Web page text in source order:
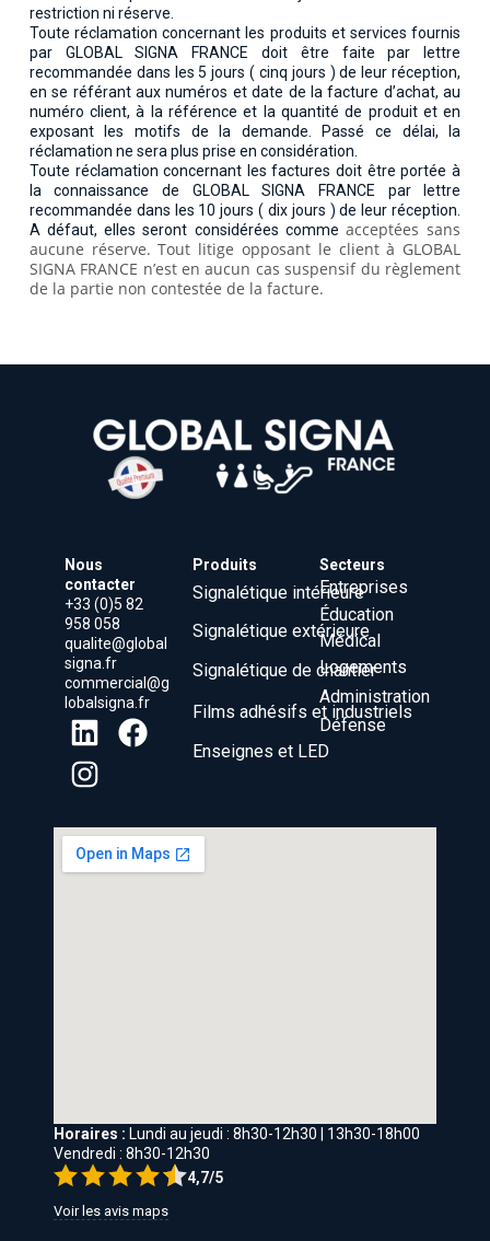
restriction ni réserve.
Toute réclamation concernant les produits et services fournis
par GLOBAL SIGNA FRANCE doit être faite par lettre
recommandée dans les 5 jours ( cinq jours ) de leur réception,
en se référant aux numéros et date de la facture d’achat, au
numéro client, à la référence et la quantité de produit et en
exposant les motifs de la demande. Passé ce délai, la
réclamation ne sera plus prise en considération.
Toute réclamation concernant les factures doit être portée à
la connaissance de GLOBAL SIGNA FRANCE par lettre
recommandée dans les 10 jours ( dix jours ) de leur réception.
A défaut, elles seront considérées comme acceptées sans
aucune réserve. Tout litige opposant le client à GLOBAL
SIGNA FRANCE n’est en aucun cas suspensif du règlement
de la partie non contestée de la facture.
Nous
contacter
+33 (0)5 82
958 058
qualite@global
signa.fr
commercial@g
lobalsigna.fr
Produits
Signalétique intérieure
Signalétique extérieure
Signalétique de chantier
Films adhésifs et industriels
Enseignes et LED
Secteurs
Entreprises
Éducation
Médical
Logements
Administration
Défense
Horaires : Lundi au jeudi : 8h30-12h30 | 13h30-18h00
Vendredi : 8h30-12h30
4,7/5
Voir les avis maps